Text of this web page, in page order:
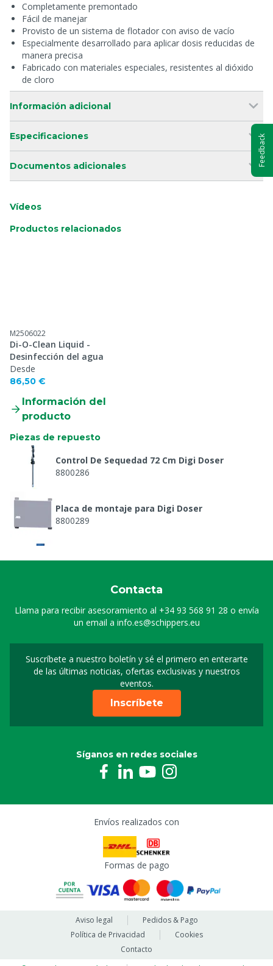
Completamente premontado
Fácil de manejar
Provisto de un sistema de flotador con aviso de vacío
Especialmente desarrollado para aplicar dosis reducidas de
manera precisa
Fabricado con materiales especiales, resistentes al dióxido
de cloro
Información adicional
Especificaciones
Documentos adicionales
Vídeos
Productos relacionados
M2506022
Di-O-Clean Liquid -
Desinfección del agua
Desde
86,50 €
Información del
producto
Piezas de repuesto
Control De Sequedad 72 Cm Digi Doser
8800286
Placa de montaje para Digi Doser
8800289
Bomba Di-O-Clean, 10 L, 5 bar P&P
8800457
8804006
Cabezal de bomba K, Digi Doser Di-O
8804514
Adaptador bidón Di-O-Clean
Manguera de pres./asp. Digi Doser Di-O, 2 m
Empalme de manguera kit 3/8" 4x6
Contacta
Llama para recibir asesoramiento al +34 93 568 91 28 o envía
un email a info.es@schippers.eu
Suscríbete a nuestro boletín y sé el primero en enterarte
de las últimas noticias, ofertas exclusivas y nuestros
eventos.
Suscripción a nuestro
Inscríbete
Síganos en redes sociales
Envíos realizados con
Formas de pago
Aviso legal
Pedidos & Pago
Política de Privacidad
Cookies
Contacto
Feedback